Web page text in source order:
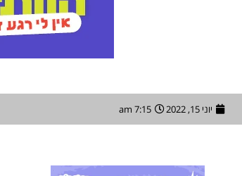
יוני 15, 2022 7:15 am